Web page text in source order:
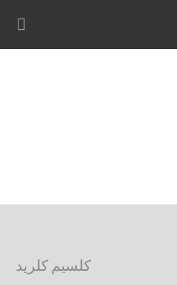
کلسیم کلرید